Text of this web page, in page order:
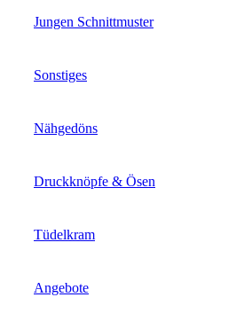
Jungen Schnittmuster
Sonstiges
Nähgedöns
Druckknöpfe & Ösen
Tüdelkram
Angebote